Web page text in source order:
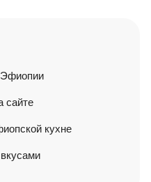
сайте
кухне